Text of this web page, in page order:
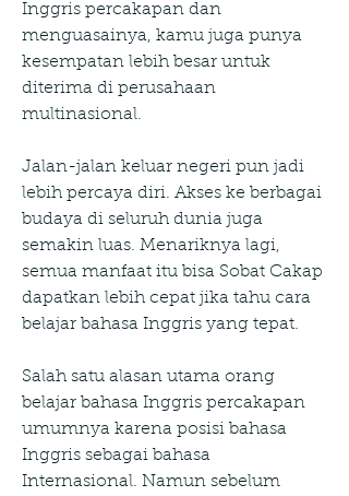
Inggris percakapan dan
menguasainya, kamu juga punya
kesempatan lebih besar untuk
diterima di perusahaan
multinasional.
Jalan-jalan keluar negeri pun jadi
lebih percaya diri. Akses ke berbagai
budaya di seluruh dunia juga
semakin luas. Menariknya lagi,
semua manfaat itu bisa Sobat Cakap
dapatkan lebih cepat jika tahu cara
belajar bahasa Inggris yang tepat.
Salah satu alasan utama orang
belajar bahasa Inggris percakapan
umumnya karena posisi bahasa
Inggris sebagai bahasa
Internasional. Namun sebelum